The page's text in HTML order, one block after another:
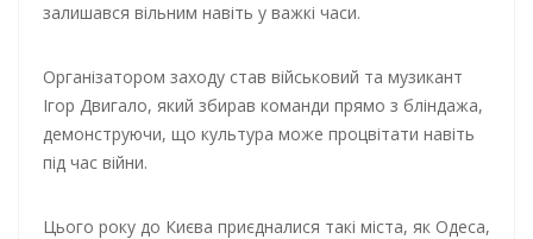
залишався вільним навіть у важкі часи.
Організатором заходу став військовий та музикант
Ігор Двигало, який збирав команди прямо з бліндажа,
демонструючи, що культура може процвітати навіть
під час війни.
Цього року до Києва приєдналися такі міста, як Одеса,